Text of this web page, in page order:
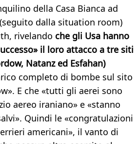
della Casa Bianca ad
dalla situation room)
rivelando che gli Usa hanno
il loro attacco a tre siti
Natanz ed Esfahan)
completo di bombe sul sito
E che «tutti gli aerei sono
aereo iraniano» e «stanno
Quindi le «congratulazioni
americani», il vanto di